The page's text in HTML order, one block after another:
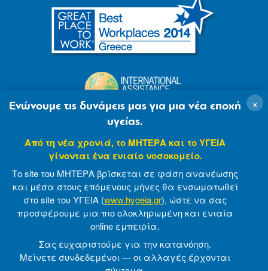
© 2007-2021 MITERA S.A Privacy Policy
Terms of Use Made by minoanDesign
×
Ενώνουμε τις δυνάμεις μας για μια νέα εποχή
υγείας.
Από τη νέα χρονιά, το ΜΗΤΕΡΑ και το ΥΓΕΙΑ
γίνονται ένα ενιαίο νοσοκομείο.
Το site του ΜΗΤΕΡΑ βρίσκεται σε φάση ανανέωσης
και μέσα στους επόμενους μήνες θα ενσωματωθεί
στο site του ΥΓΕΙΑ (www.hygeia.gr), ώστε να σας
προσφέρουμε μια πιο ολοκληρωμένη και ενιαία
online εμπειρία.
Σας ευχαριστούμε για την κατανόηση.
Μείνετε συνδεδεμένοι — οι αλλαγές έρχονται